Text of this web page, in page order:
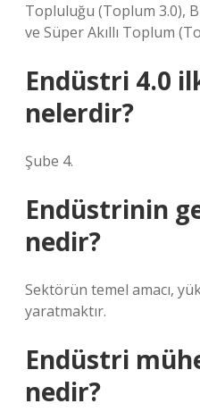
Topluluğu (Toplum 3.0),
ve Süper Akıllı Toplum
Endüstri 4.0
nelerdir?
Şube 4.
Endüstrinin
nedir?
Sektörün temel amacı,
yaratmaktır.
Endüstri
nedir?